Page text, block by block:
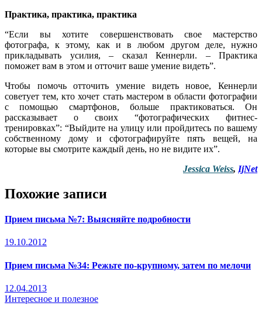
Практика, практика, практика
“Если вы хотите совершенствовать свое мастерство
фотографа, к этому, как и в любом другом деле, нужно
прикладывать усилия, – сказал Кеннерли. – Практика
поможет вам в этом и отточит ваше умение видеть”.
Чтобы помочь отточить умение видеть новое, Кеннерли
советует тем, кто хочет стать мастером в области фотографии
с помощью смартфонов, больше практиковаться. Он
рассказывает о своих “фотографических фитнес-
тренировках”: “Выйдите на улицу или пройдитесь по вашему
собственному дому и сфотографируйте пять вещей, на
которые вы смотрите каждый день, но не видите их”.
Jessica Weiss, IjNet
Похожие записи
Прием письма №7: Выясняйте подробности
19.10.2012
Прием письма №34: Режьте по-крупному, затем по мелочи
12.04.2013
Интересное и полезное